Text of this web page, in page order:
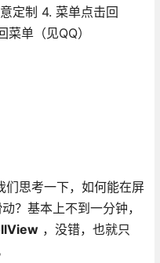
定制 4. 菜单点击回
单（见QQ）
们思考一下，如何能在屏
？基本上不到一分钟，
，没错，也就只